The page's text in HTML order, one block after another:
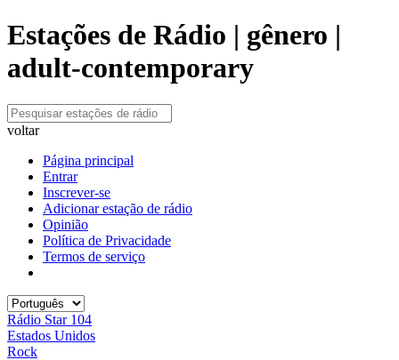
Estações de Rádio | gênero |
adult-contemporary
voltar
Página principal
Entrar
Inscrever-se
Adicionar estação de rádio
Opinião
Política de Privacidade
Termos de serviço
Rádio Star 104
Estados Unidos
Rock